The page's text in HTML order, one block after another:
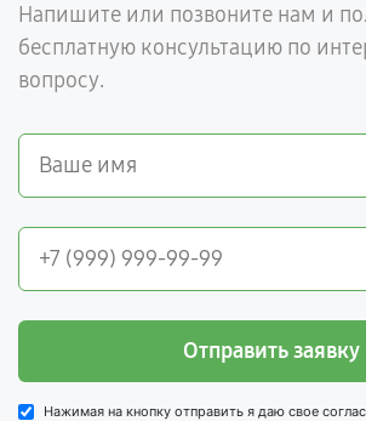
Напишите или позвоните нам и
бесплатную консультацию по
вопросу.
Отправить заявку
Нажимая на кнопку отправить я даю свое